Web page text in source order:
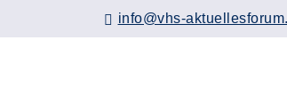
info@vhs-